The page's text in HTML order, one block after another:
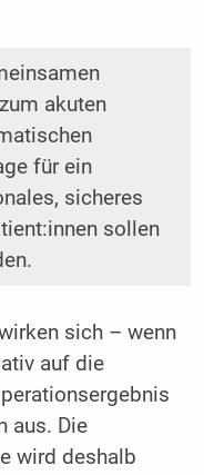
akuten
für ein
sicheres
sollen
sich – wenn
auf die
aus. Die
wird deshalb